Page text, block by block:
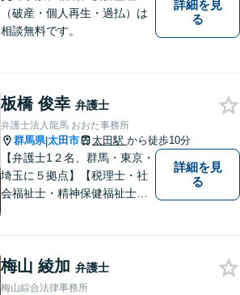
（破産・個人再生・過払）は
相談無料です。
詳細を見
る
板橋 俊幸 弁護士
弁護士法人龍馬 おおた事務所
群馬県|太田市 太田駅 から徒歩10分
【弁護士1２名、群馬・東京・
埼玉に５拠点】【税理士・社
会福祉士・精神保健福祉士が
能】
詳細を見
る
梅山 綾加 弁護士
梅山綜合法律事務所